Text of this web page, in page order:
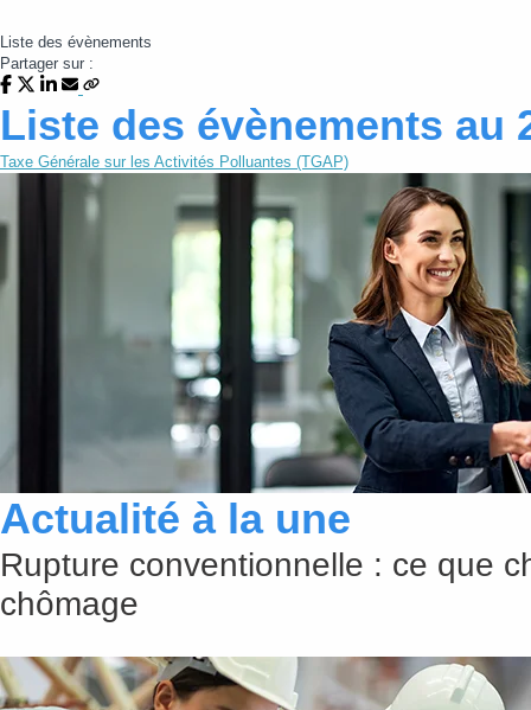
Liste des évènements
Partager sur :
Liste des évènements au
Taxe Générale sur les Activités Polluantes (TGAP)
Actualité à la une
Rupture conventionnelle : ce que
chômage